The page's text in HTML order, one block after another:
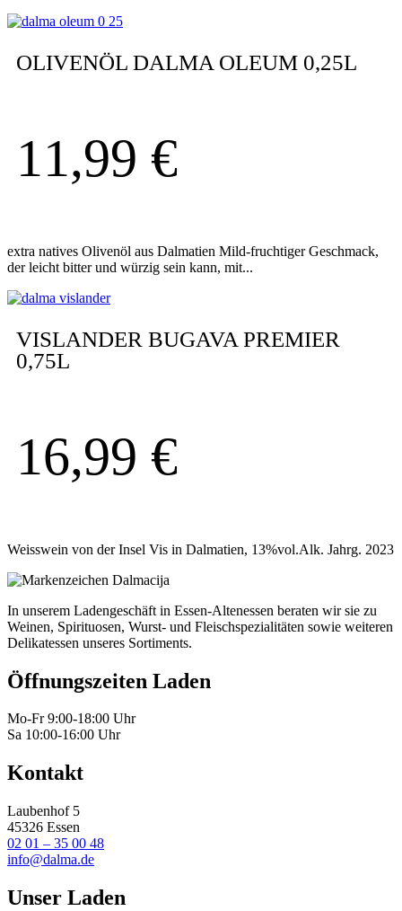
OLIVENÖL DALMA OLEUM 0,25L
11,99 €
extra natives Olivenöl aus Dalmatien Mild-fruchtiger Geschmack,
der leicht bitter und würzig sein kann, mit...
VISLANDER BUGAVA PREMIER
0,75L
16,99 €
Weisswein von der Insel Vis in Dalmatien, 13%vol.Alk. Jahrg. 2023
In unserem Ladengeschäft in Essen-Altenessen beraten wir sie zu
Weinen, Spirituosen, Wurst- und Fleischspezialitäten sowie weiteren
Delikatessen unseres Sortiments.
Öffnungszeiten Laden
Mo-Fr 9:00-18:00 Uhr
Sa 10:00-16:00 Uhr
Kontakt
Laubenhof 5
45326 Essen
02 01 – 35 00 48
info@dalma.de
Unser Laden